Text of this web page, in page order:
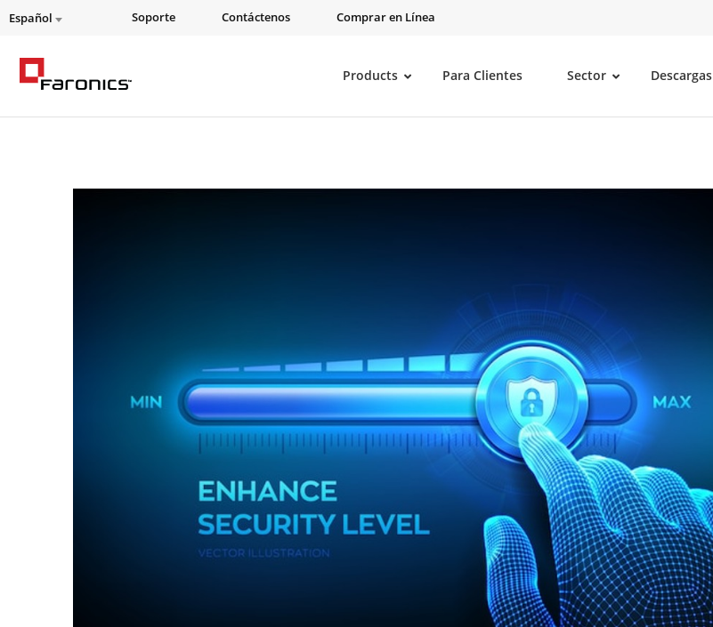
Español Soporte Contáctenos Comprar en Línea
Products Para Clientes Sector Descargas